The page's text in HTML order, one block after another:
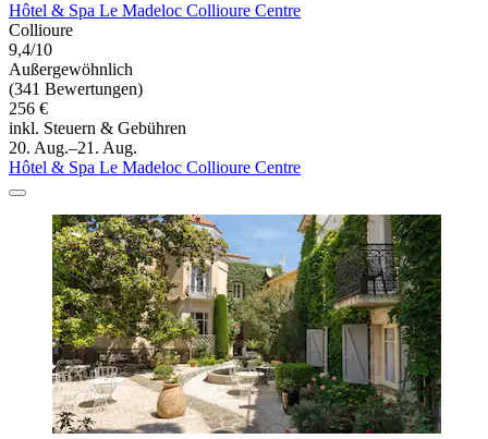
Hôtel & Spa Le Madeloc Collioure Centre
Collioure
9,4/10
Außergewöhnlich
(341 Bewertungen)
256 €
inkl. Steuern & Gebühren
20. Aug.–21. Aug.
Hôtel & Spa Le Madeloc Collioure Centre